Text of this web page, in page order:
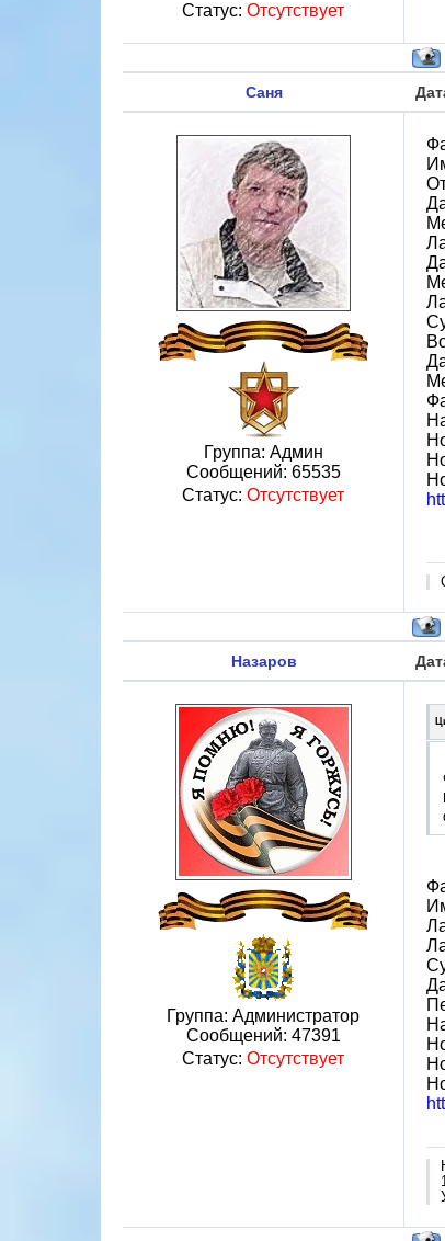
Статус: Отсутствует
Саня
Группа: Админ
Сообщений: 65535
Статус: Отсутствует
Назаров
Группа: Администратор
Сообщений: 47391
Статус: Отсутствует